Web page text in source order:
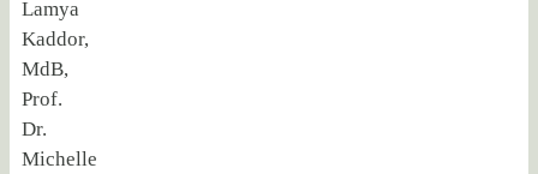
Lamya
Kaddor,
MdB,
Prof.
Dr.
Michelle